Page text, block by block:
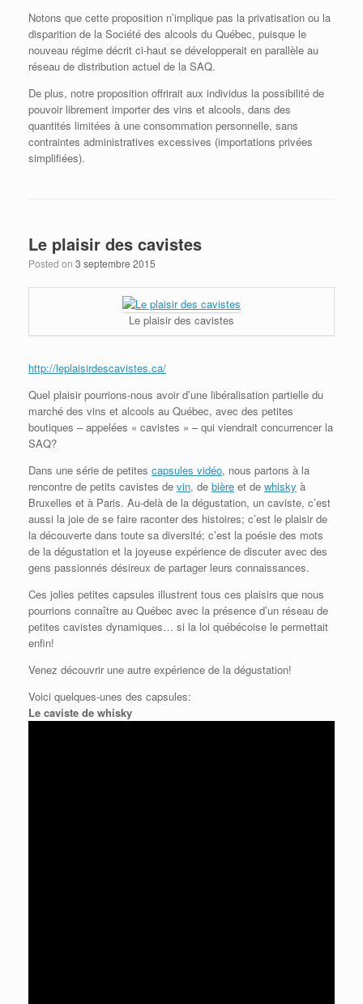
Notons que cette proposition n’implique pas la privatisation ou la
disparition de la Société des alcools du Québec, puisque le
nouveau régime décrit ci-haut se développerait en parallèle au
réseau de distribution actuel de la SAQ.
De plus, notre proposition offrirait aux individus la possibilité de
pouvoir librement importer des vins et alcools, dans des
quantités limitées à une consommation personnelle, sans
contraintes administratives excessives (importations privées
simplifiées).
Le plaisir des cavistes
Posted on 3 septembre 2015
Le plaisir des cavistes
http://leplaisirdescavistes.ca/
Quel plaisir pourrions-nous avoir d’une libéralisation partielle du
marché des vins et alcools au Québec, avec des petites
boutiques – appelées « cavistes » – qui viendrait concurrencer la
SAQ?
Dans une série de petites capsules vidéo, nous partons à la
rencontre de petits cavistes de vin, de bière et de whisky à
Bruxelles et à Paris. Au-delà de la dégustation, un caviste, c’est
aussi la joie de se faire raconter des histoires; c’est le plaisir de
la découverte dans toute sa diversité; c’est la poésie des mots
de la dégustation et la joyeuse expérience de discuter avec des
gens passionnés désireux de partager leurs connaissances.
Ces jolies petites capsules illustrent tous ces plaisirs que nous
pourrions connaître au Québec avec la présence d’un réseau de
petites cavistes dynamiques… si la loi québécoise le permettait
enfin!
Venez découvrir une autre expérience de la dégustation!
Voici quelques-unes des capsules:
Le caviste de whisky